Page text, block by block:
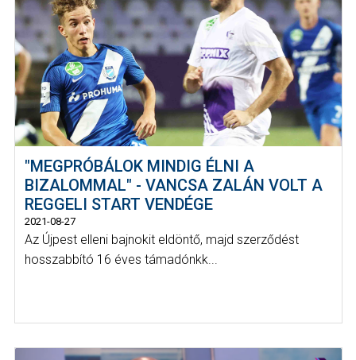
"MEGPRÓBÁLOK MINDIG ÉLNI A
BIZALOMMAL" - VANCSA ZALÁN VOLT A
REGGELI START VENDÉGE
2021-08-27
Az Újpest elleni bajnokit eldöntő, majd szerződést
hosszabbító 16 éves támadónkk...